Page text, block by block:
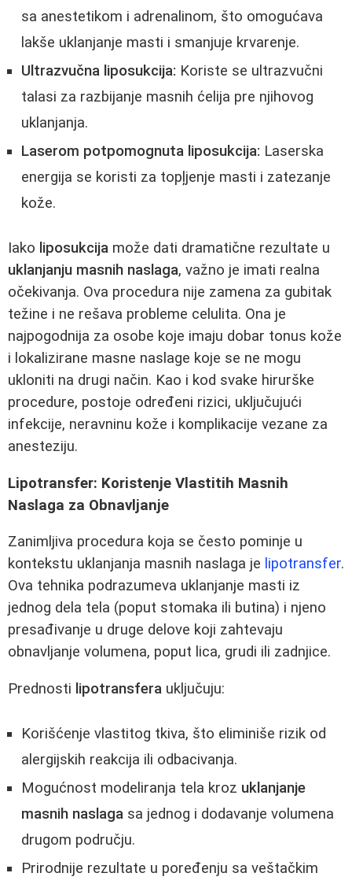
sa anestetikom i adrenalinom, što omogućava
lakše uklanjanje masti i smanjuje krvarenje.
Ultrazvučna liposukcija: Koriste se ultrazvučni
talasi za razbijanje masnih ćelija pre njihovog
uklanjanja.
Laserom potpomognuta liposukcija: Laserska
energija se koristi za topļjenje masti i zatezanje
kože.
Iako liposukcija može dati dramatične rezultate u
uklanjanju masnih naslaga, važno je imati realna
očekivanja. Ova procedura nije zamena za gubitak
težine i ne rešava probleme celulita. Ona je
najpogodnija za osobe koje imaju dobar tonus kože
i lokalizirane masne naslage koje se ne mogu
ukloniti na drugi način. Kao i kod svake hirurške
procedure, postoje određeni rizici, uključujući
infekcije, neravninu kože i komplikacije vezane za
anesteziju.
Lipotransfer: Koristenje Vlastitih Masnih
Naslaga za Obnavljanje
Zanimljiva procedura koja se često pominje u
kontekstu uklanjanja masnih naslaga je lipotransfer.
Ova tehnika podrazumeva uklanjanje masti iz
jednog dela tela (poput stomaka ili butina) i njeno
presađivanje u druge delove koji zahtevaju
obnavljanje volumena, poput lica, grudi ili zadnjice.
Prednosti lipotransfera uključuju:
Korišćenje vlastitog tkiva, što eliminiše rizik od
alergijskih reakcija ili odbacivanja.
Mogućnost modeliranja tela kroz uklanjanje
masnih naslaga sa jednog i dodavanje volumena
drugom području.
Prirodnije rezultate u poređenju sa veštačkim